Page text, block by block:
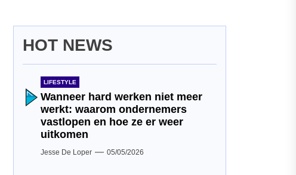
HOT NEWS
LIFESTYLE
Wanneer hard werken niet meer
werkt: waarom ondernemers
vastlopen en hoe ze er weer
uitkomen
Jesse De Loper 05/05/2026